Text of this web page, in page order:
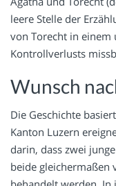
leere Stelle der
von Torecht in einem
Kontrollverlusts
Wunsch
Die Geschichte
Kanton Luzern
darin, dass zwei
beide gleichermaßen